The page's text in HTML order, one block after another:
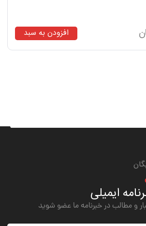
افزودن به سبد
ایمیلی
و مطالب در خبرنامه ما عضو شوید